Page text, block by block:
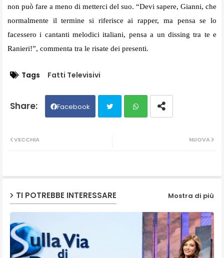
non può fare a meno di metterci del suo. “Devi sapere, Gianni, che
normalmente il termine si riferisce ai rapper, ma pensa se lo
facessero i cantanti melodici italiani, pensa a un dissing tra te e
Ranieri!”, commenta tra le risate dei presenti.
Tags Fatti Televisivi
Facebook
NUOVA
VECCHIA
TI POTREBBE INTERESSARE Mostra di più